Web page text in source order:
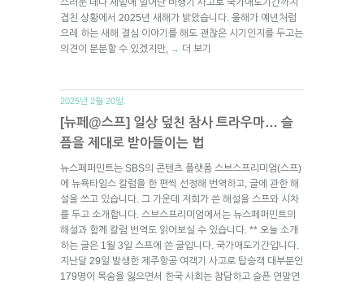
겹친 상황에서 2025년 새해가 밝았습니다. 올해가 예년처럼
으레 하는 새해 결심 이야기를 해도 괜찮은 시기인지를 두고는
의견이 분분할 수 있겠지만,
→ 더 보기
2025년 2월 20일.
[뉴페@스프] 일상 덮친 참사 트라우마… 슬
픔을 제대로 받아들이는 법
뉴스페퍼민트는 SBS의 콘텐츠 플랫폼 스브스프리미엄(스프)
에 뉴욕타임스 칼럼을 한 편씩 선정해 번역하고, 글에 관한 해
설을 쓰고 있습니다. 그 가운데 저희가 쓴 해설을 스프와 시차
를 두고 소개합니다. 스브스프리미엄에서는 뉴스페퍼민트의
해설과 함께 칼럼 번역도 읽어보실 수 있습니다. ** 오늘 소개
하는 글은 1월 3일 스프에 쓴 글입니다. 국가애도기간입니다.
지난달 29일 발생한 제주항공 여객기 사고로 탑승객 대부분인
179명이 목숨을 잃으면서 한국 사회는 참담하고 슬픈 연말연